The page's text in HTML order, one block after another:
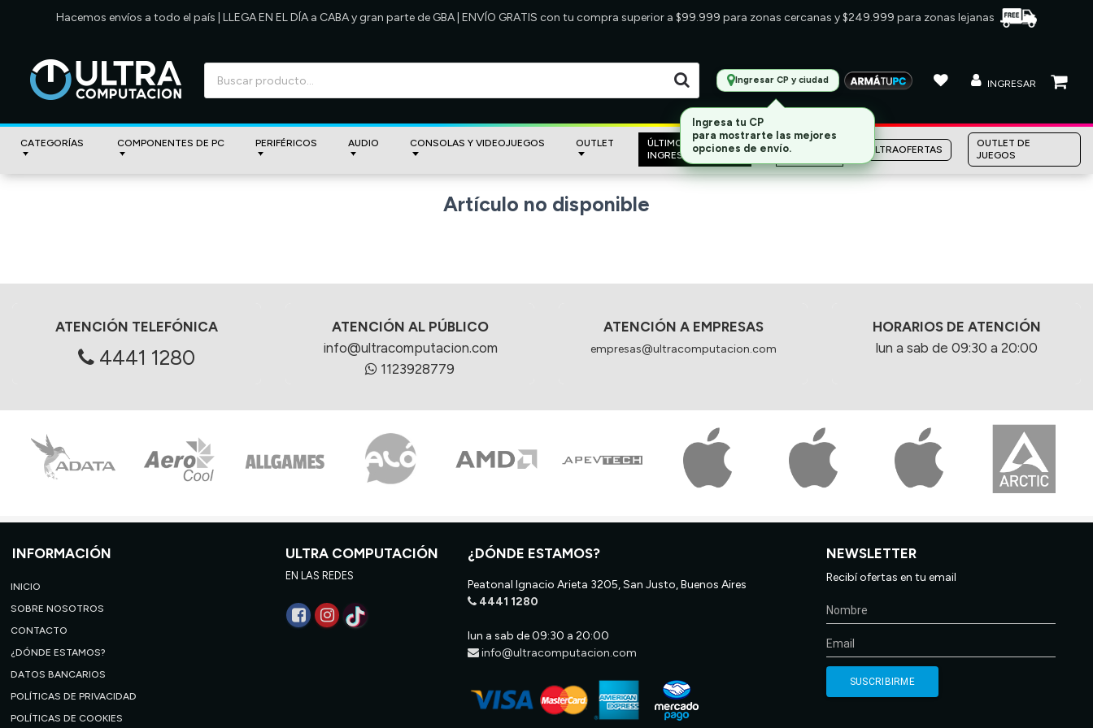
Hacemos envíos a todo el país | LLEGA EN EL DÍA a CABA y gran parte de GBA | ENVÍO GRATIS con tu compra superior a $99.999 para zonas cercanas y $249.999 para zonas lejanas
Ingresar CP y ciudad INGRESAR
CATEGORÍAS COMPONENTES DE PC PERIFÉRICOS AUDIO CONSOLAS Y VIDEOJUEGOS OUTLET
ÚLTIMOS
INGRESOS
MARCAS
ULTRAOFERTAS
OUTLET DE
JUEGOS
Artículo no disponible
ATENCIÓN TELEFÓNICA
4441 1280
ATENCIÓN AL PÚBLICO
info@ultracomputacion.com
1123928779
ATENCIÓN A EMPRESAS
empresas@ultracomputacion.com
HORARIOS DE ATENCIÓN
lun a sab de 09:30 a 20:00
INFORMACIÓN
INICIO
SOBRE NOSOTROS
CONTACTO
¿DÓNDE ESTAMOS?
DATOS BANCARIOS
POLÍTICAS DE PRIVACIDAD
POLÍTICAS DE COOKIES
ULTRA COMPUTACIÓN
EN LAS REDES
¿DÓNDE ESTAMOS?
Peatonal Ignacio Arieta 3205, San Justo, Buenos Aires
4441 1280
lun a sab de 09:30 a 20:00
info@ultracomputacion.com
NEWSLETTER
Recibí ofertas en tu email
Ingresa tu CP
para mostrarte las mejores
opciones de envío.